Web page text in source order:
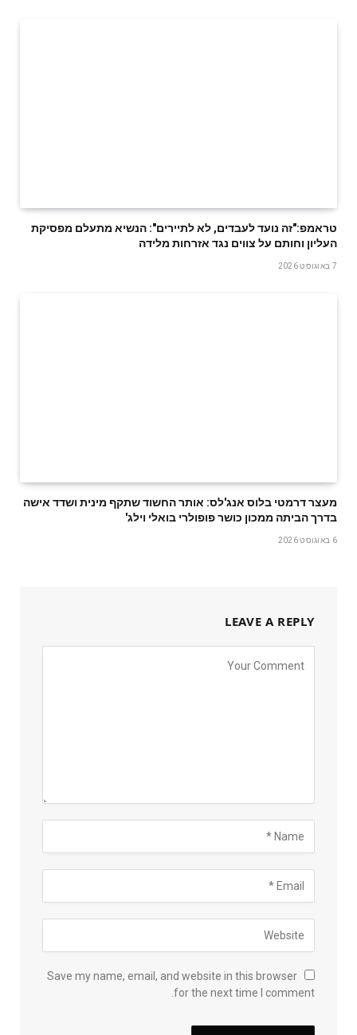
טראמפ:"זה נועד לעבדים, לא לתיירים": הנשיא מתעלם מפסיקת
העליון וחותם על צווים נגד אזרחות מלידה
7 באוגוסט 2026
מעצר דרמטי בלוס אנג'לס: אותר החשוד שתקף מינית ושדד אישה
בדרך הביתה ממכון כושר פופולרי בואלי וילג'
6 באוגוסט 2026
LEAVE A REPLY
Save my name, email, and website in this browser
for the next time I comment.